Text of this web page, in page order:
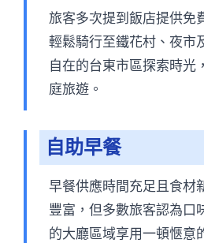
旅客多次提到飯店提供免
輕鬆騎行至鐵花村、夜市
自在的台東市區探索時光
庭旅遊。
自助早餐
早餐供應時間充足且食材
豐富，但多數旅客認為口
的大廳區域享用一頓愜意